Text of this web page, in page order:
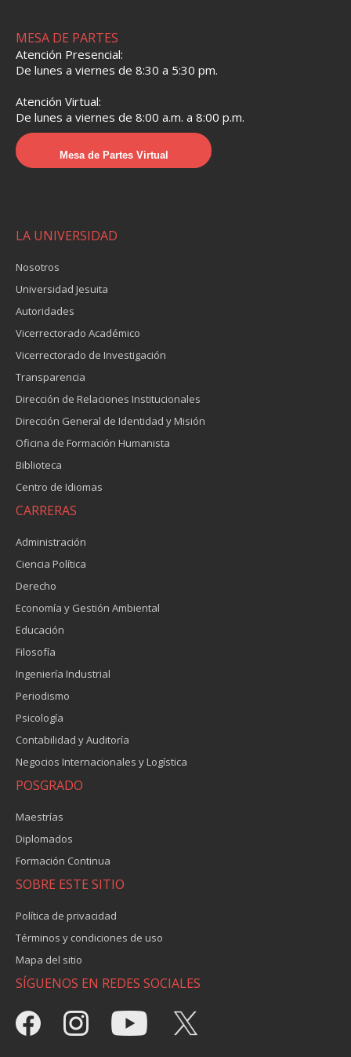
MESA DE PARTES
Atención Presencial:
De lunes a viernes de 8:30 a 5:30 pm.
Atención Virtual:
De lunes a viernes de 8:00 a.m. a 8:00 p.m.
Mesa de Partes Virtual
LA UNIVERSIDAD
Nosotros
Universidad Jesuita
Autoridades
Vicerrectorado Académico
Vicerrectorado de Investigación
Transparencia
Dirección de Relaciones Institucionales
Dirección General de Identidad y Misión
Oficina de Formación Humanista
Biblioteca
Centro de Idiomas
CARRERAS
Administración
Ciencia Política
Derecho
Economía y Gestión Ambiental
Educación
Filosofía
Ingeniería Industrial
Periodismo
Psicología
Contabilidad y Auditoría
Negocios Internacionales y Logística
POSGRADO
Maestrías
Diplomados
Formación Continua
SOBRE ESTE SITIO
Política de privacidad
Términos y condiciones de uso
Mapa del sitio
SÍGUENOS EN REDES SOCIALES